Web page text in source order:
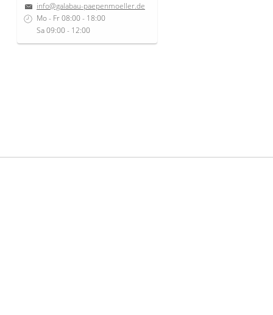
info@galabau-paepenmoeller.de
Mo - Fr 08:00 - 18:00
Sa 09:00 - 12:00